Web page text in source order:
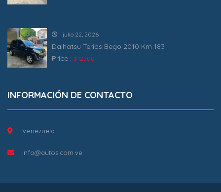
julio 22, 2026
Daihatsu Terios Bego 2010 Km 183
Price : $ 12500
INFORMACIÓN DE CONTACTO
Venezuela
info@autos.com.ve